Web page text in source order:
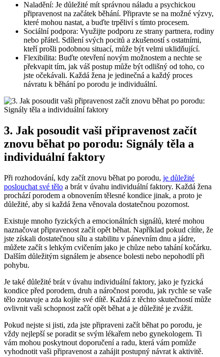
Naladění: Je důležité mít správnou náladu a psychickou
připravenost na začátek běhání. Připravte se na možné výzvy,
které mohou nastat, a buďte trpěliví s tímto procesem.
Sociální podpora: Využijte podporu ze strany partnera, rodiny
nebo přátel. Sdílení svých pocitů a zkušeností s ostatními,
kteří prošli podobnou situací, může být velmi uklidňující.
Flexibilita: Buďte otevření novým možnostem a nechte se
překvapit tím, jak váš postup může být odlišný od toho, co
jste očekávali. Každá žena je jedinečná a každý proces
návratu k běhání po porodu je individuální.
3. Jak posoudit vaši připravenost začít
znovu běhat po porodu: Signály těla a
individuální faktory
Při rozhodování, kdy začít znovu běhat po porodu, je důležité
poslouchat své tělo a brát v úvahu individuální faktory. Každá žena
prochází porodem a obnovením tělesné kondice jinak, a proto je
důležité, aby si každá žena věnovala dostatečnou pozornost.
Existuje mnoho fyzických a emocionálních signálů, které mohou
naznačovat připravenost začít opět běhat. Například pokud cítíte, že
jste získali dostatečnou sílu a stabilitu v pánevním dnu a jádre,
můžete začít s lehkým cvičením jako je chůze nebo tahání kočárku.
Dalším důležitým signálem je absence bolesti nebo nepohodlí při
pohybu.
Je také důležité brát v úvahu individuální faktory, jako je fyzická
kondice před porodem, druh a náročnost porodu, jak rychle se vaše
tělo zotavuje a zda kojíte své dítě. Každá z těchto skutečností může
ovlivnit vaši schopnost začít opět běhat a je důležité je zvážit.
Pokud nejste si jisti, zda jste připraveni začít běhat po porodu, je
vždy nejlepší se poradit se svým lékařem nebo gynekologem. Ti
vám mohou poskytnout doporučení a radu, která vám pomůže
vyhodnotit vaši připravenost a zahájit postupný návrat k aktivitě.